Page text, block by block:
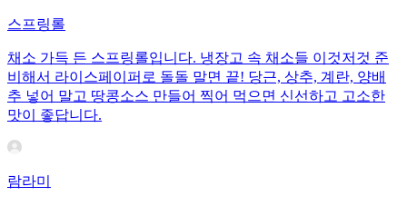
스프링롤
채소 가득 든 스프링롤입니다. 냉장고 속 채소들 이것저것 준
비해서 라이스페이퍼로 돌돌 말면 끝! 당근, 상추, 계란, 양배
추 넣어 말고 땅콩소스 만들어 찍어 먹으면 신선하고 고소한
맛이 좋답니다.
람라미